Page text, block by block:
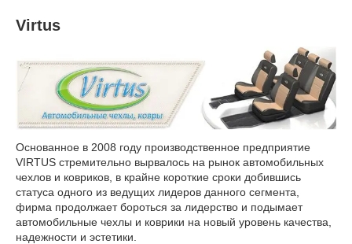
Virtus
Основанное в 2008 году производственное предприятие
VIRTUS стремительно вырвалось на рынок автомобильных
чехлов и ковриков, в крайне короткие сроки добившись
статуса одного из ведущих лидеров данного сегмента,
фирма продолжает бороться за лидерство и подымает
автомобильные чехлы и коврики на новый уровень качества,
надежности и эстетики.